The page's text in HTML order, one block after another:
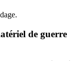
de guerre